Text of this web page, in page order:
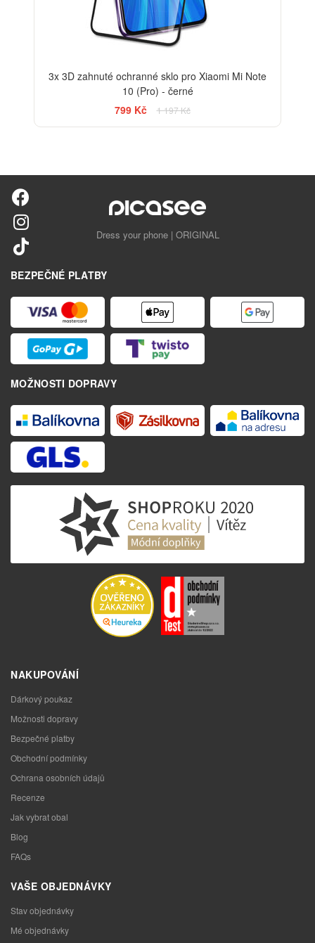
3x 3D zahnuté ochranné sklo pro Xiaomi Mi Note
10 (Pro) - černé
799 Kč
1 197 Kč
Dress your phone | ORIGINAL
BEZPEČNÉ PLATBY
MOŽNOSTI DOPRAVY
NAKUPOVÁNÍ
Dárkový poukaz
Možnosti dopravy
Bezpečné platby
Obchodní podmínky
Ochrana osobních údajů
Recenze
Jak vybrat obal
Blog
FAQs
VAŠE OBJEDNÁVKY
Stav objednávky
Mé objednávky